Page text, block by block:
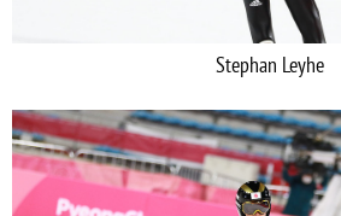
Stephan Leyhe